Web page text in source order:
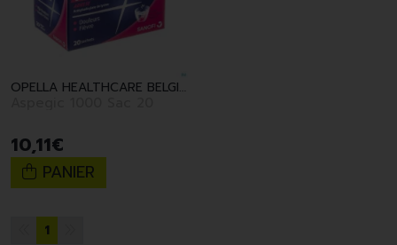
OPELLA HEALTHCARE BELGIUM SANV
10,11€
PANIER
1